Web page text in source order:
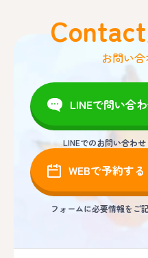
お問い
LINEで問い合
LINEでのお問い合わせ
WEBで予約する
フォームに必要情報をご